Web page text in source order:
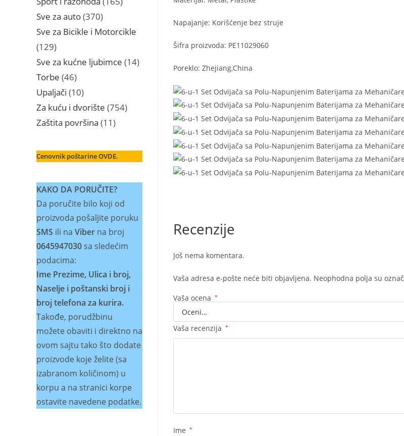
Napajanje: Korišćenje bez struje
Šifra proizvoda: PE11029060
Poreklo: Zhejiang,China
Recenzije
Još nema komentara.
Vaša adresa e-pošte neće biti objavljena. Neophodna polja su
Vaša ocena *
Vaša recenzija *
Ime *
Sve za auto 370370
proizvoda
Sve za Bicikle i Motorcikle
129129
proizvoda
Sve za kućne ljubimce 1414
Torbe 4646
proizvoda
Upaljači 1010
proizvoda
Za kuću i dvorište 754754
Zaštita površina 11 11
Cenovnik poštarine OVDE.
KAKO DA PORUČITE?
Da poručite bilo koji od
proizvoda pošaljite poruku
SMS ili na Viber na broj
0645947030sa sledećim
podacima:
Ime Prezime, Ulica i broj,
Naselje i poštanski broj i
broj telefona za kurira.
Takođe, porudžbinu
možete obaviti i direktno na
ovom sajtu tako što dodate
proizvode koje želite (sa
izabranom količinom) u
korpu a na stranici korpe
ostavite navedene podatke.